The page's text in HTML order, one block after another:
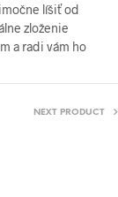
líšiť od
zloženie
a radi vám ho
NEXT PRODUCT